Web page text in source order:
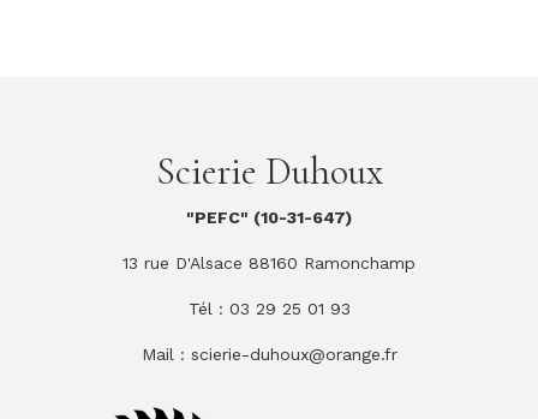
Scierie Duhoux
"PEFC" (10-31-647)
13 rue D'Alsace 88160 Ramonchamp
Tél : 03 29 25 01 93
Mail : scierie-duhoux@orange.fr